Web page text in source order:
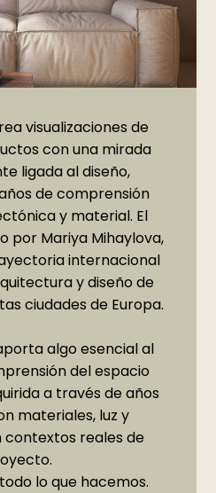
visualizaciones de
con una mirada
ligada al diseño,
de comprensión
y material. El
por Mariya Mihaylova,
internacional
y diseño de
ciudades de Europa.
algo esencial al
del espacio
a través de años
materiales, luz y
contextos reales de
lo que hacemos.